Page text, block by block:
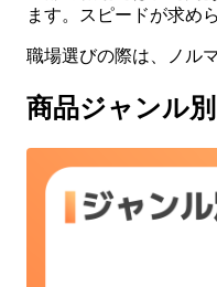
ます。スピードが求め
職場選びの際は、ノル
商品ジャンル